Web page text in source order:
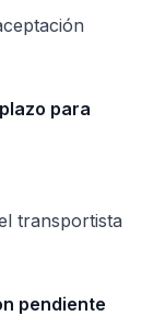
para
transportista
pendiente